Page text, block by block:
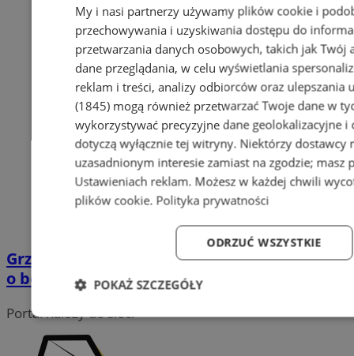
Grzybobranie z głową – Policja przypomina
o bezpieczeństwie w lesie
Portal należy do sieci
My i nasi partnerzy używamy plików cookie i
przechowywania i uzyskiwania dostępu do
przetwarzania danych osobowych, takich jak
dane przeglądania, w celu wyświetlania
reklam i treści, analizy odbiorców oraz ulepszania
(1845)mogą również przetwarzać Twoje dane w
wykorzystywać precyzyjne dane geolokalizacyjne
dotyczą wyłącznie tej witryny. Niektórzy dostawcy
uzasadnionym interesie zamiast na zgodzie; masz
Ustawieniach reklam. Możesz w każdej chwili
plików cookie. Polityka prywatności
ODRZUĆ WSZYSTKIE
POKAŻ SZCZEGÓŁY
Niezbędne Wydajność Targetowanie